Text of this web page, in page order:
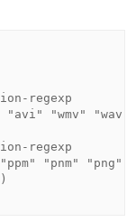
regexp
"avi" "wmv"
"wav"
regexp
"ppm" "pnm" "png"